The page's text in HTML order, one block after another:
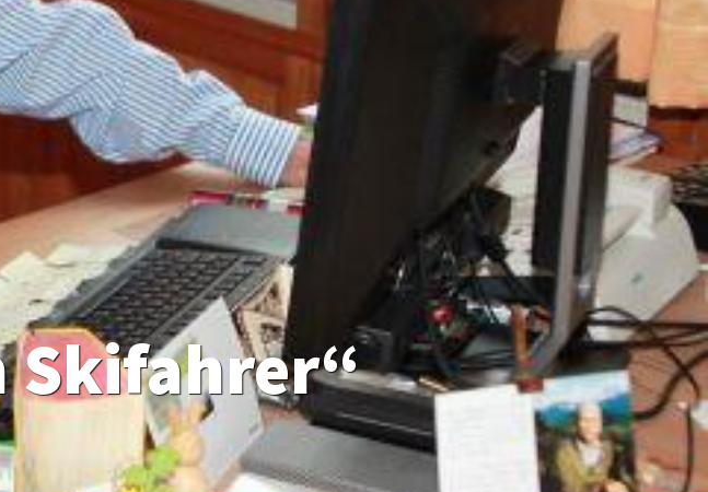
Skifahrer“